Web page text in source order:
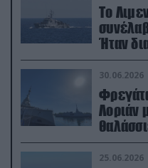
Το
Ήταν
30.06.2026
Λοριάν
θαλάσσιες
25.06.2026